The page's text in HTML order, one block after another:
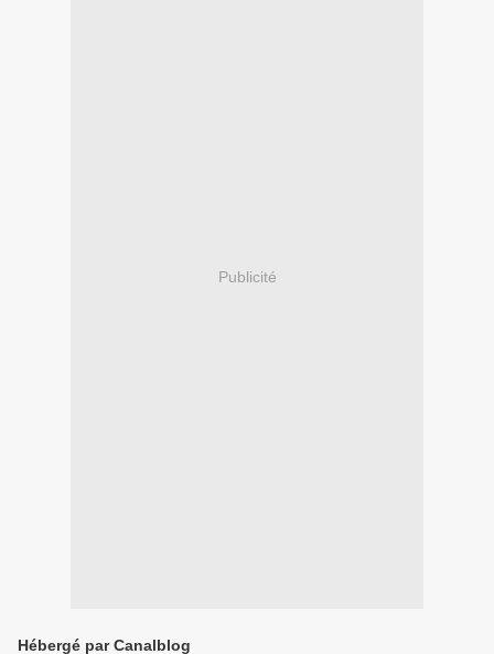
Publicité
Hébergé par Canalblog